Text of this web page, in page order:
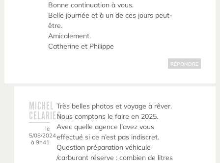
Bonne continuation à vous.
Belle journée et à un de ces jours peut-
être.
Amicalement.
Catherine et Philippe
RÉPONDRE
MICHEL
CELARIES
le
5/08/2024
à 9h41
Très belles photos et voyage à rêver.
Nous comptons le faire en 2025.
Avec quelle agence l’avez vous
effectué si ce n’est pas indiscret.
Question préparation véhicule
/carburant réserve : combien de litres